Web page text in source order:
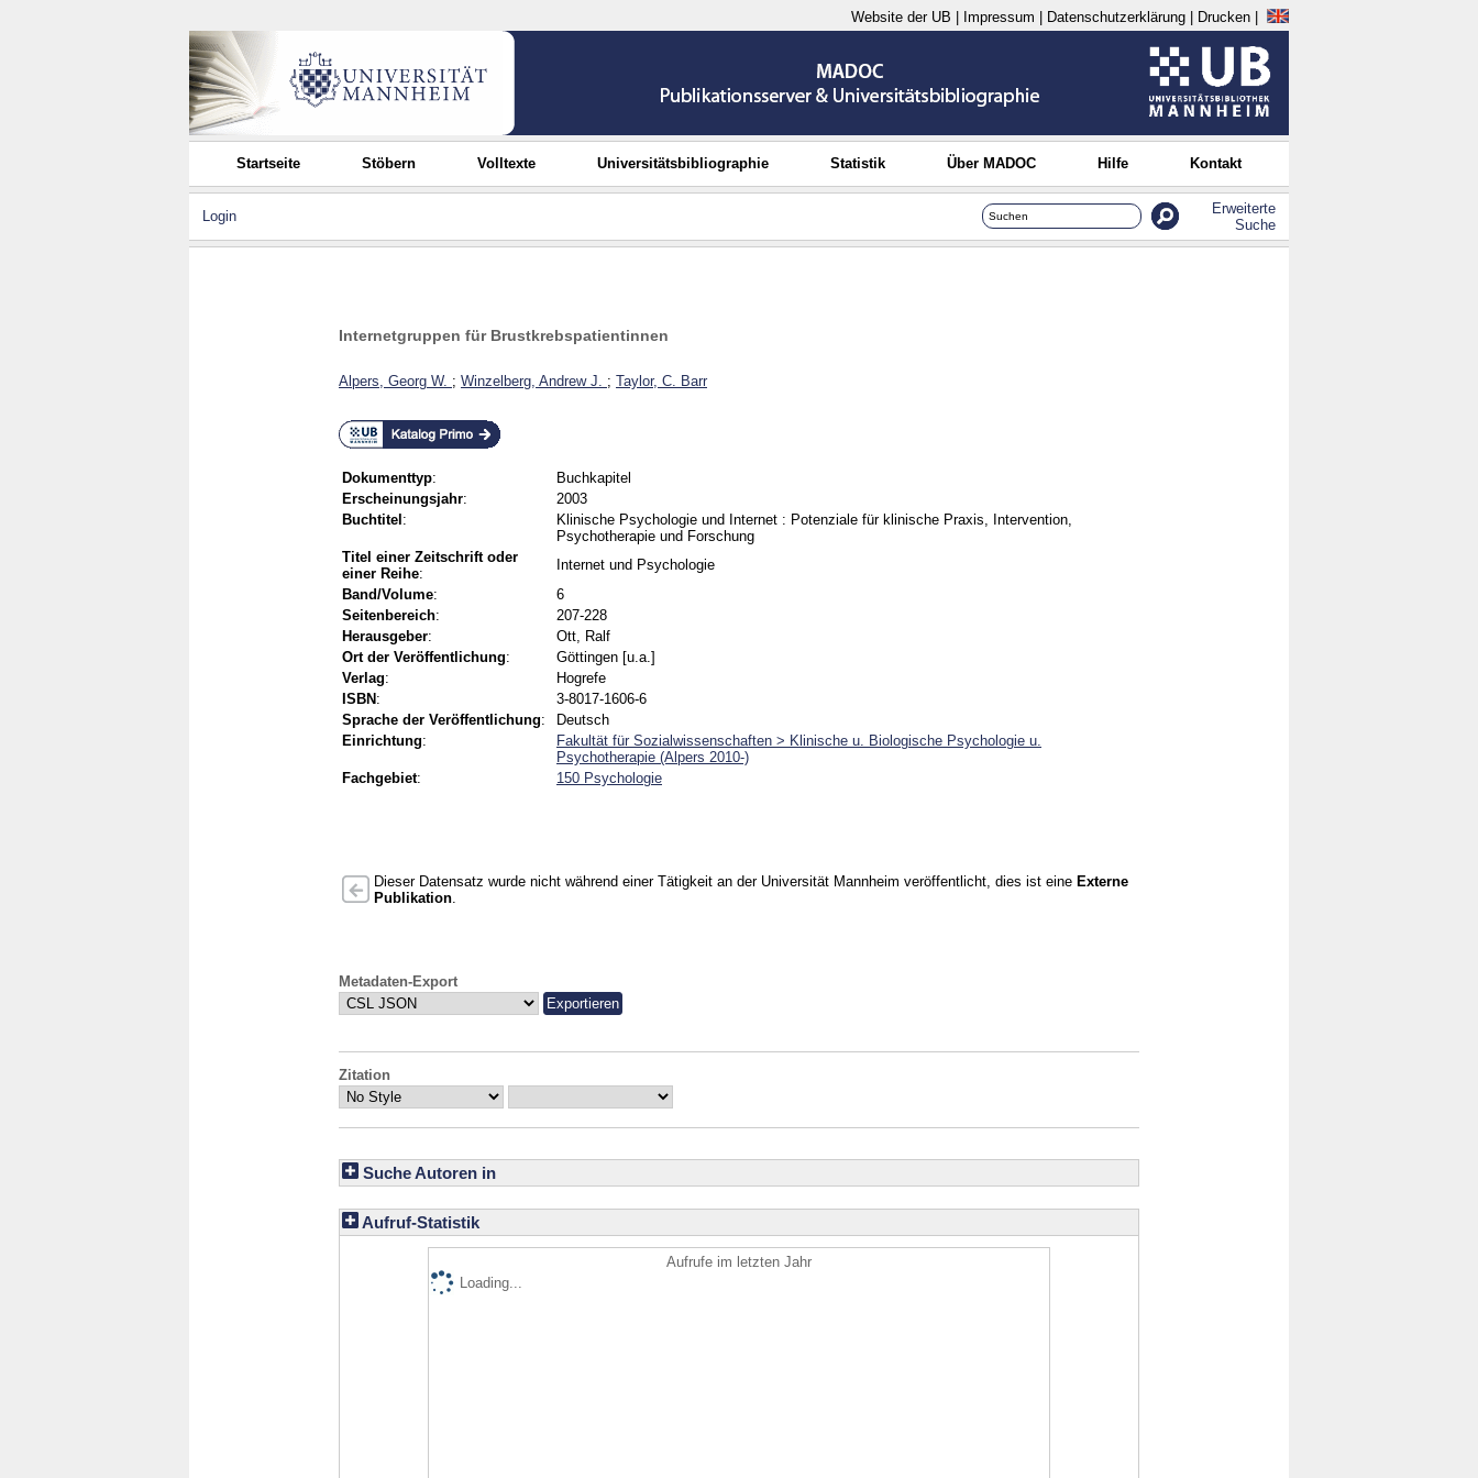
Website der UB Impressum Datenschutzerklärung Drucken
Startseite Stöbern Volltexte Universitätsbibliographie Statistik Über MADOC Hilfe Kontakt
Login
Erweiterte
Suche
Internetgruppen für Brustkrebspatientinnen
Alpers, Georg W. ; Winzelberg, Andrew J. ; Taylor, C. Barr
Dokumenttyp:
Buchkapitel
Erscheinungsjahr:
2003
Buchtitel :
Klinische Psychologie und Internet : Potenziale für klinische Praxis, Intervention,
Psychotherapie und Forschung
Titel einer Zeitschrift oder
einer Reihe:
Internet und Psychologie
Band/Volume:
6
Seitenbereich:
207-228
Herausgeber:
Ott, Ralf
Ort der Veröffentlichung:
Göttingen [u.a.]
Verlag:
Hogrefe
ISBN :
3-8017-1606-6
Sprache der Veröffentlichung:
Deutsch
Einrichtung:
Fakultät für Sozialwissenschaften > Klinische u. Biologische Psychologie u.
Psychotherapie (Alpers 2010-)
Fachgebiet: 150 Psychologie
Dieser Datensatz wurde nicht während einer Tätigkeit an der Universität Mannheim veröffentlicht, dies ist eine Externe
Publikation
Metadaten-Export
Zitation
Suche Autoren in
Aufruf-Statistik
Aufrufe im letzten Jahr
Loading...